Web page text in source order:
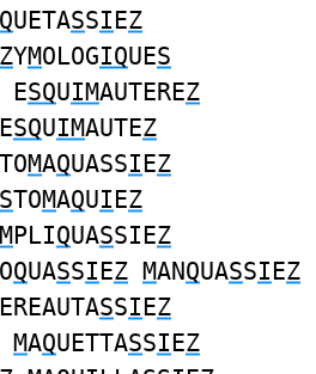
QUETASSIEZ
ZYMOLOGIQUES
ESQUIMAUTEREZ
ESQUIMAUTEZ
TOMAQUASSIEZ
STOMAQUIEZ
PLIQUASSIEZ
QUASSIEZ MANQUASSIEZ
SSIEZ
MAQUETTASSIEZ